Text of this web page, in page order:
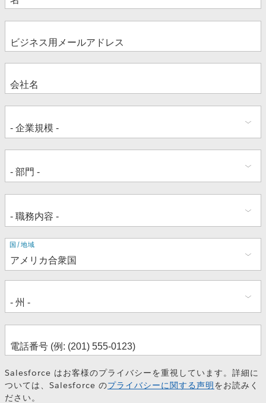
住
所
国/地域
Salesforce はお客様のプライバシーを重視しています。詳細に
ついては、Salesforce のプライバシーに関する声明をお読みく
ださい。